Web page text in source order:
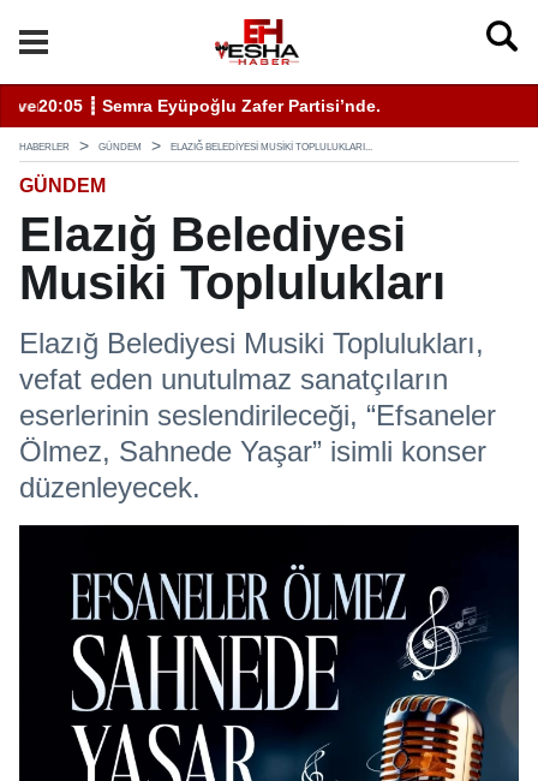
Hizmet İçin Bilinmesi Gerekenler
20:05 ┋ Semra Eyüpoğlu Zafer Partisi’nde.
HABERLER GÜNDEM ELAZIĞ BELEDIYESI MUSIKI TOPLULUKLARI...
GÜNDEM
Elazığ Belediyesi
Musiki Toplulukları
Elazığ Belediyesi Musiki Toplulukları,
vefat eden unutulmaz sanatçıların
eserlerinin seslendirileceği, “Efsaneler
Ölmez, Sahnede Yaşar” isimli konser
düzenleyecek.